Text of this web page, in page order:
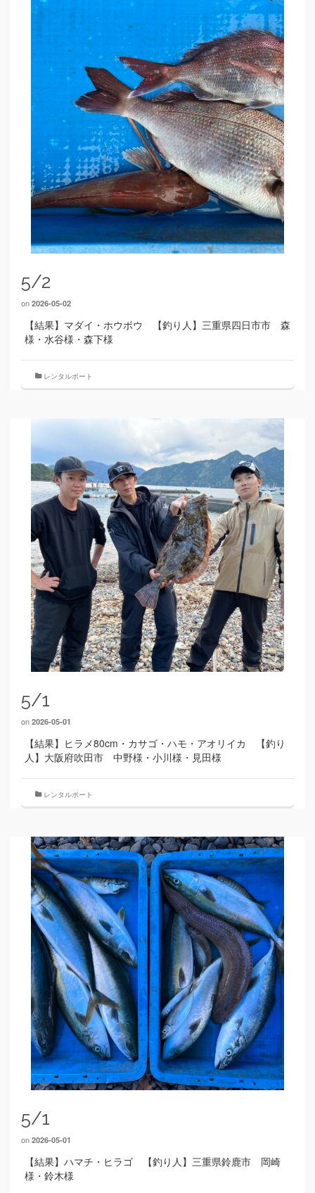
5/2
on 2026-05-02
【結果】マダイ・ホウボウ 【釣り人】三重県四日市市 森
様・水谷様・森下様
レンタルボート
5/1
on 2026-05-01
【結果】ヒラメ80cm・カサゴ・ハモ・アオリイカ 【釣り
人】大阪府吹田市 中野様・小川様・見田様
レンタルボート
5/1
on 2026-05-01
【結果】ハマチ・ヒラゴ 【釣り人】三重県鈴鹿市 岡崎
様・鈴木様